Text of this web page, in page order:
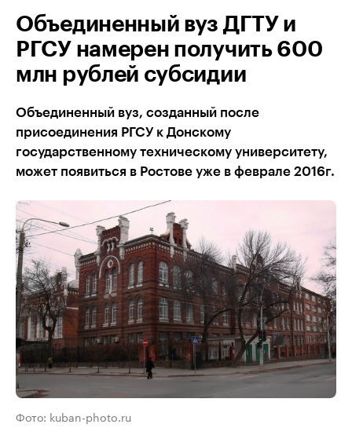
Объединенный вуз ДГТУ и
РГСУ намерен получить 600
млн рублей субсидии
Объединенный вуз, созданный после
присоединения РГСУ к Донскому
государственному техническому университету,
может появиться в Ростове уже в феврале 2016г.
Фото: kuban-photo.ru